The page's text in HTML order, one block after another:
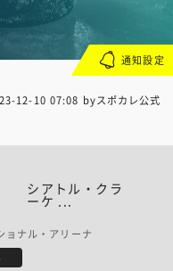
12-10 07:08 byスポカレ公式
シアトル・クラ
ーケ ...
ョナル・アリーナ
通知設定